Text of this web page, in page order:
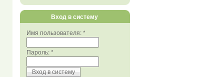
Вход в систему
Имя пользователя:*
Пароль:*